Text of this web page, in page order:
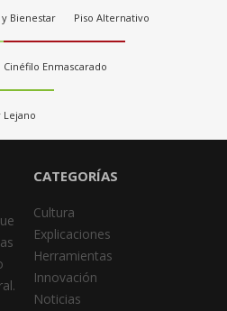
Bienestar Piso Alternativo
Cinéfilo Enmascarado
Lejano
CATEGORÍAS
Cultura
Explicaciones
Herramientas
Innovación
Noticias